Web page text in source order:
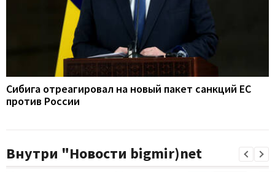
Сибига отреагировал на новый пакет санкций ЕС
против России
Внутри "Новости bigmir)net